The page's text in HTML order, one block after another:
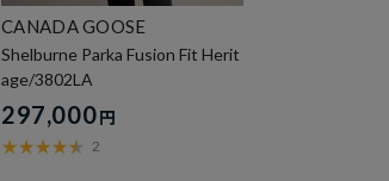
CANADA GOOSE
Shelburne Parka Fusion Fit Herit
age/3802LA
297,000円
2